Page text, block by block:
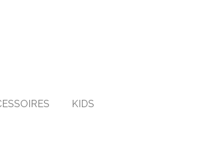
KIDS